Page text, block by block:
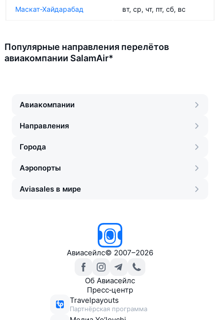
Маскат-Хайдарабад вт, ср, чт, пт, сб, вс
Популярные направления перелётов
авиакомпании SalamAir*
Авиакомпании
Направления
Города
Аэропорты
Aviasales в мире
Авиасейлс© 2007–2026
Об Авиасейлс
Пресс‑центр
Travelpayouts
Партнёрская программа